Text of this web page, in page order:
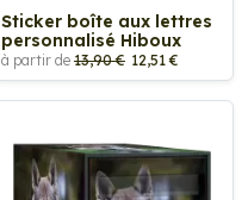
Sticker boîte aux lettres
personnalisé Hiboux
à partir de 13,90 € 12,51 €